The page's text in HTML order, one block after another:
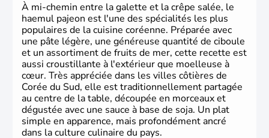
À mi-chemin entre la galette et la crêpe salée, le
haemul pajeon est l'une des spécialités les plus
populaires de la cuisine coréenne. Préparée avec
une pâte légère, une généreuse quantité de ciboule
et un assortiment de fruits de mer, cette recette est
aussi croustillante à l'extérieur que moelleuse à
cœur. Très appréciée dans les villes côtières de
Corée du Sud, elle est traditionnellement partagée
au centre de la table, découpée en morceaux et
dégustée avec une sauce à base de soja. Un plat
simple en apparence, mais profondément ancré
dans la culture culinaire du pays.